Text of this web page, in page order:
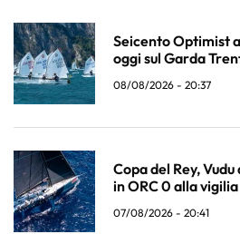
Seicento Optimist
oggi sul Garda
08/08/2026 - 20:37
Copa del Rey,
in ORC 0 alla
07/08/2026 - 20:41